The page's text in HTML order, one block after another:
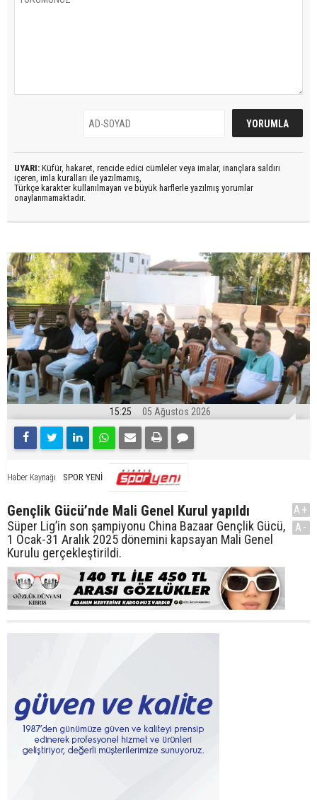
UYARI: Küfür, hakaret, rencide edici cümleler veya imalar, inançlara saldırı
içeren, imla kuralları ile yazılmamış,
Türkçe karakter kullanılmayan ve büyük harflerle yazılmış yorumlar
onaylanmamaktadır.
15:25 05 Ağustos 2026
Haber Kaynağı SPOR YENİ
Gençlik Gücü’nde Mali Genel Kurul yapıldı
Süper Lig’in son şampiyonu China Bazaar Gençlik Gücü,
1 Ocak-31 Aralık 2025 dönemini kapsayan Mali Genel
Kurulu gerçekleştirildi.
A+
A-